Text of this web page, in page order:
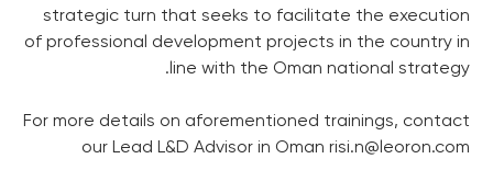
strategic turn that seeks to facilitate the execution
of professional development projects in the country in
line with the Oman national strategy.
For more details on aforementioned trainings, contact
our Lead L&D Advisor in Oman risi.n@leoron.com